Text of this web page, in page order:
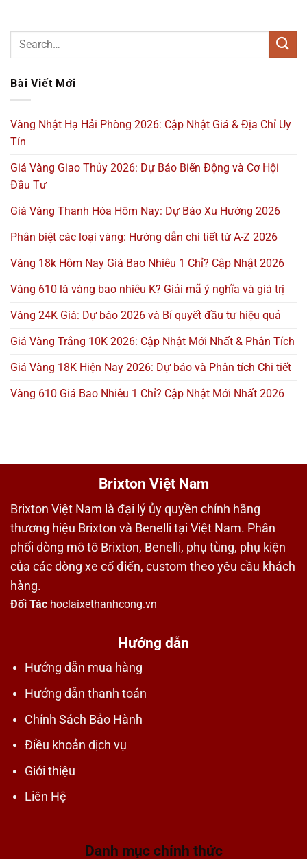
Bài Viết Mới
Vàng Nhật Hạ Hải Phòng 2026: Cập Nhật Giá & Địa Chỉ Uy
Tín
Giá Vàng Giao Thủy 2026: Dự Báo Biến Động và Cơ Hội
Đầu Tư
Giá Vàng Thanh Hóa Hôm Nay: Dự Báo Xu Hướng 2026
Phân biệt các loại vàng: Hướng dẫn chi tiết từ A-Z 2026
Vàng 18k Hôm Nay Giá Bao Nhiêu 1 Chỉ? Cập Nhật 2026
Vàng 610 là vàng bao nhiêu K? Giải mã ý nghĩa và giá trị
Vàng 24K Giá: Dự báo 2026 và Bí quyết đầu tư hiệu quả
Giá Vàng Trắng 10K 2026: Cập Nhật Mới Nhất & Phân Tích
Giá Vàng 18K Hiện Nay 2026: Dự báo và Phân tích Chi tiết
Vàng 610 Giá Bao Nhiêu 1 Chỉ? Cập Nhật Mới Nhất 2026
Brixton Việt Nam
Brixton Việt Nam là đại lý ủy quyền chính hãng
thương hiệu Brixton và Benelli tại Việt Nam. Phân
phối dòng mô tô Brixton, Benelli, phụ tùng, phụ kiện
của các dòng xe cổ điển, custom theo yêu cầu khách
hàng.
Đối Tác hoclaixethanhcong.vn
Hướng dẫn
Hướng dẫn mua hàng
Hướng dẫn thanh toán
Chính Sách Bảo Hành
Điều khoản dịch vụ
Giới thiệu
Liên Hệ
Danh mục chính thức